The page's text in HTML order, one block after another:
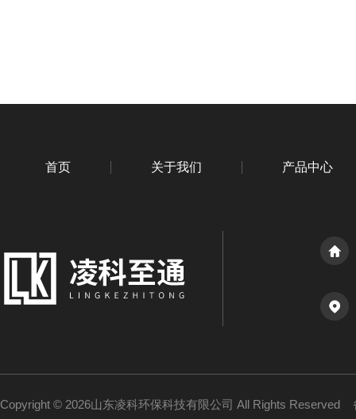
首页 关于我们 产品中心
Copyright © 2026山东凌科环保科技有限公司 All Rights Reserved